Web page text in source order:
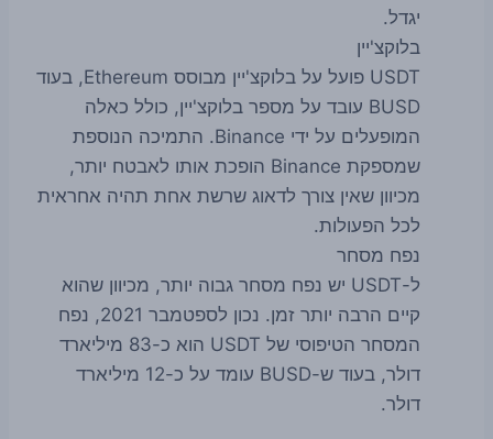
יגדל.
בלוקצ'יין
USDT פועל על בלוקצ'יין מבוסס Ethereum, בעוד
BUSD עובד על מספר בלוקצ'יין, כולל כאלה
המופעלים על ידי Binance. התמיכה הנוספת
שמספקת Binance הופכת אותו לאבטח יותר,
מכיוון שאין צורך לדאוג שרשת אחת תהיה אחראית
לכל הפעולות.
נפח מסחר
ל-USDT יש נפח מסחר גבוה יותר, מכיוון שהוא
קיים הרבה יותר זמן. נכון לספטמבר 2021, נפח
המסחר הטיפוסי של USDT הוא כ-83 מיליארד
דולר, בעוד ש-BUSD עומד על כ-12 מיליארד
דולר.